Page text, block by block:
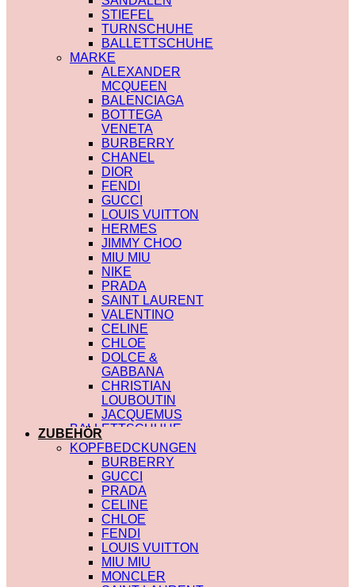
STIEFEL
TURNSCHUHE
BALLETTSCHUHE
MARKE
ALEXANDER
MCQUEEN
BALENCIAGA
BOTTEGA
VENETA
BURBERRY
CHANEL
DIOR
FENDI
GUCCI
LOUIS VUITTON
HERMES
JIMMY CHOO
MIU MIU
NIKE
PRADA
SAINT LAURENT
VALENTINO
CELINE
CHLOE
DOLCE &
GABBANA
CHRISTIAN
LOUBOUTIN
JACQUEMUS
BALLETTSCHUHE
LOUIS VUITTON
ZUBEHÖR
KOPFBEDCKUNGEN
BURBERRY
GUCCI
PRADA
CELINE
CHLOE
FENDI
LOUIS VUITTON
MIU MIU
MONCLER